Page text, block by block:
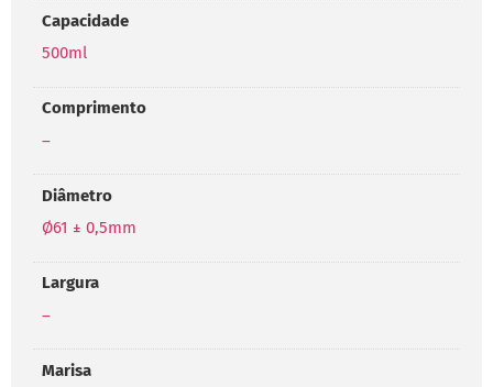
Capacidade
500ml
Comprimento
–
Diâmetro
Ø61 ± 0,5mm
Largura
–
Marisa